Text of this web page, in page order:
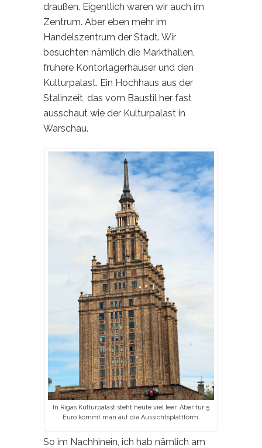
draußen. Eigentlich waren wir auch im
Zentrum. Aber eben mehr im
Handelszentrum der Stadt. Wir
besuchten nämlich die Markthallen,
frühere Kontorlagerhäuser und den
Kulturpalast. Ein Hochhaus aus der
Stalinzeit, das vom Baustil her fast
ausschaut wie der Kulturpalast in
Warschau.
In Rigas Kulturpalast steht heute viel leer. Aber für 5
Euro kommt man auf die Aussichtsplattform.
So im Nachhinein, ich hab nämlich am